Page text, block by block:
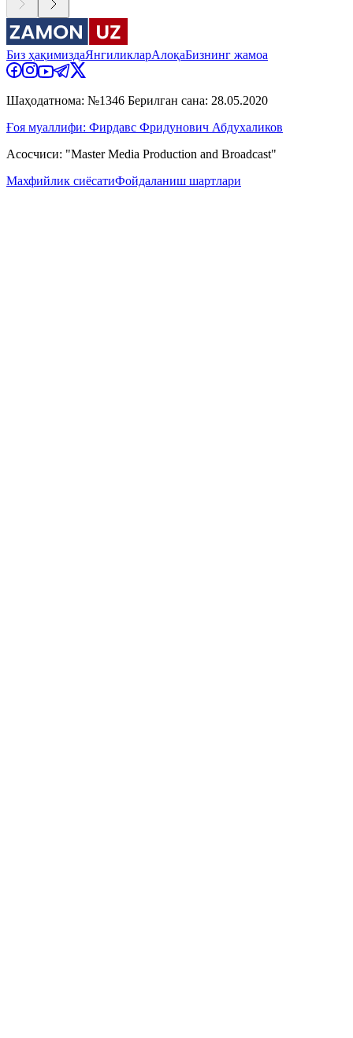
Биз ҳақимиздаЯнгиликларАлоқаБизнинг жамоа
Шаҳодатнома: №1346 Берилган сана: 28.05.2020
Ғоя муаллифи: Фирдавс Фридунович Абдухаликов
Асосчиси: "Master Media Production and Broadcast"
Махфийлик сиёсатиФойдаланиш шартлари